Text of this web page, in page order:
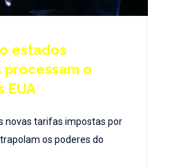
estados
o
EUA
novas tarifas impostas por
os poderes do